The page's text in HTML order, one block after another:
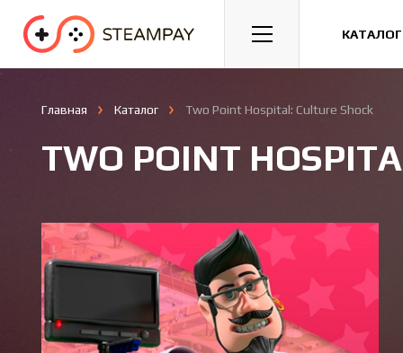
Спорт Гонки Казуальные
Главная Каталог Two Point Hospital: Culture Shock
TWO POINT